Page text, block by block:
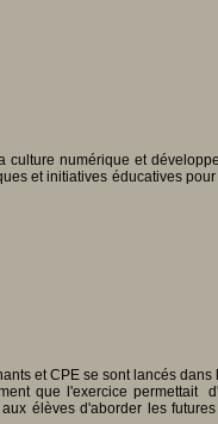
numérique et
et initiatives éducatives
et CPE se sont lancés
que l'exercice permettait
élèves d'aborder les